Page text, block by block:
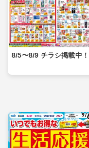
8/5〜8/9 チラシ掲載中！